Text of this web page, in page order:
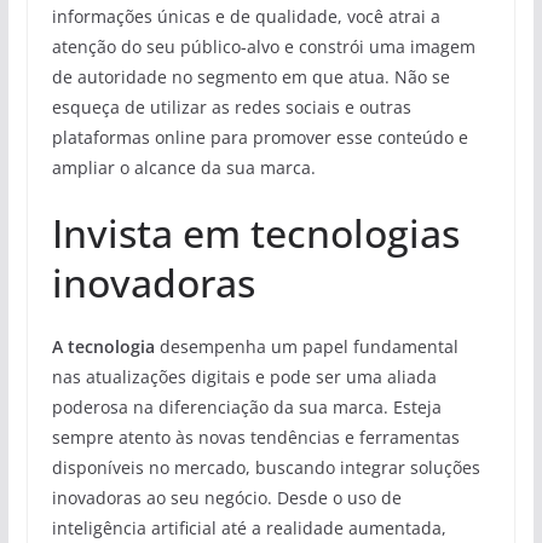
informações únicas e de qualidade, você atrai a
atenção do seu público-alvo e constrói uma imagem
de autoridade no segmento em que atua. Não se
esqueça de utilizar as redes sociais e outras
plataformas online para promover esse conteúdo e
ampliar o alcance da sua marca.
Invista em tecnologias
inovadoras
A tecnologia desempenha um papel fundamental
nas atualizações digitais e pode ser uma aliada
poderosa na diferenciação da sua marca. Esteja
sempre atento às novas tendências e ferramentas
disponíveis no mercado, buscando integrar soluções
inovadoras ao seu negócio. Desde o uso de
inteligência artificial até a realidade aumentada,